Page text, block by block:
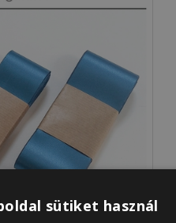
sütiket használ